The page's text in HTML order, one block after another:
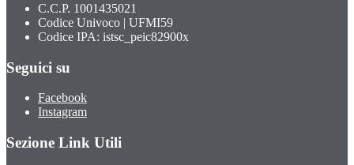
C.C.P. 1001435021
Codice Univoco | UFMI59
Codice IPA: istsc_peic82900x
Seguici su
Facebook
Instagram
Sezione Link Utili